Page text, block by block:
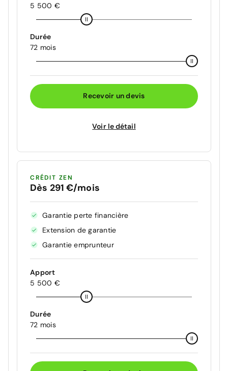
5 500 €
Durée
72 mois
Recevoir un devis
Voir le détail
CRÉDIT ZEN
Dès 291 €/mois
Garantie perte financière
Extension de garantie
Garantie emprunteur
Apport
5 500 €
Durée
72 mois